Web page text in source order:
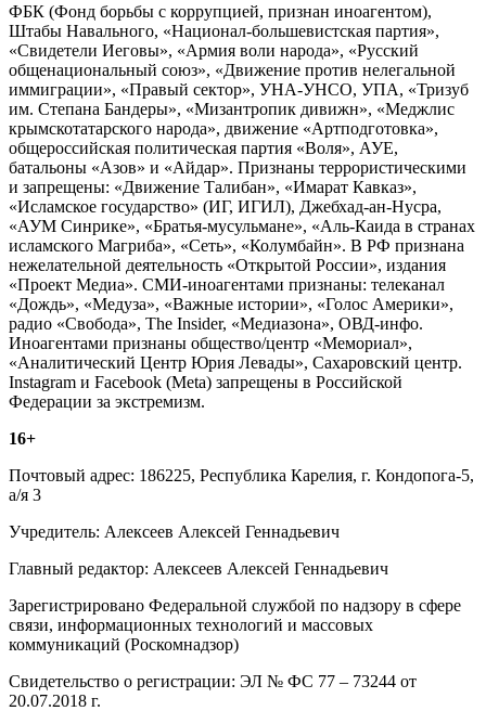
ФБК (Фонд борьбы с коррупцией, признан иноагентом),
Штабы Навального, «Национал-большевистская партия»,
«Свидетели Иеговы», «Армия воли народа», «Русский
общенациональный союз», «Движение против нелегальной
иммиграции», «Правый сектор», УНА-УНСО, УПА, «Тризуб
им. Степана Бандеры», «Мизантропик дивижн», «Меджлис
крымскотатарского народа», движение «Артподготовка»,
общероссийская политическая партия «Воля», АУЕ,
батальоны «Азов» и «Айдар». Признаны террористическими
и запрещены: «Движение Талибан», «Имарат Кавказ»,
«Исламское государство» (ИГ, ИГИЛ), Джебхад-ан-Нусра,
«АУМ Синрике», «Братья-мусульмане», «Аль-Каида в странах
исламского Магриба», «Сеть», «Колумбайн». В РФ признана
нежелательной деятельность «Открытой России», издания
«Проект Медиа». СМИ-иноагентами признаны: телеканал
«Дождь», «Медуза», «Важные истории», «Голос Америки»,
радио «Свобода», The Insider, «Медиазона», ОВД-инфо.
Иноагентами признаны общество/центр «Мемориал»,
«Аналитический Центр Юрия Левады», Сахаровский центр.
Instagram и Facebook (Metа) запрещены в Российской
Федерации за экстремизм.
16+
Почтовый адрес: 186225, Республика Карелия, г. Кондопога-5,
а/я 3
Учредитель: Алексеев Алексей Геннадьевич
Главный редактор: Алексеев Алексей Геннадьевич
Зарегистрировано Федеральной службой по надзору в сфере
связи, информационных технологий и массовых
коммуникаций (Роскомнадзор)
Свидетельство о регистрации: ЭЛ № ФС 77 – 73244 от
20.07.2018 г.